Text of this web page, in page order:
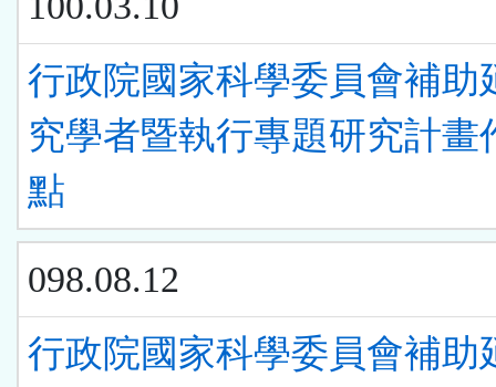
行政院國家科學委員會補助
究學者暨執行專題研究計畫
點
098.08.12
行政院國家科學委員會補助